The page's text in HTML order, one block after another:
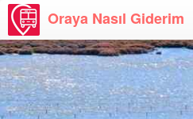
Oraya Nasıl Giderim